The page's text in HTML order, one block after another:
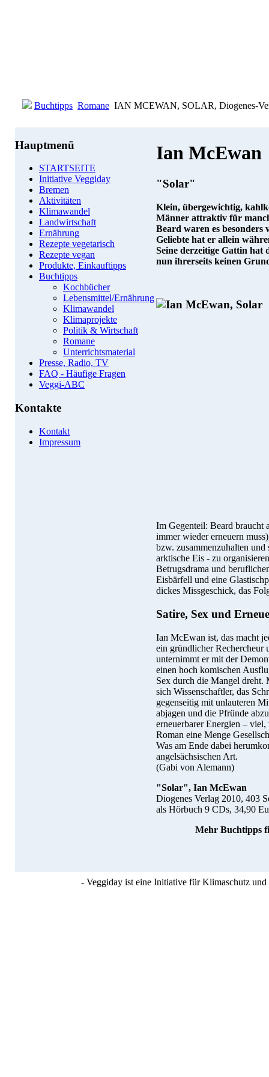
Buchtipps Romane IAN MCEWAN, SOLAR, Diogenes-
Hauptmenü
STARTSEITE
Initiative Veggiday
Bremen
Aktivitäten
Klimawandel
Landwirtschaft
Ernährung
Rezepte vegetarisch
Rezepte vegan
Produkte, Einkauftipps
Buchtipps
Kochbücher
Lebensmittel/Ernährung
Klimawandel
Klimaprojekte
Politik & Wirtschaft
Romane
Unterrichtsmaterial
Presse, Radio, TV
FAQ - Häufige Fragen
Veggi-ABC
Kontakte
Kontakt
Impressum
Ian McEwan
"Solar"
Klein, übergewichtig,
Männer attraktiv für
Beard waren es
Geliebte hat er allein
Seine derzeitige Gattin hat
nun ihrerseits keinen
Im Gegenteil: Beard braucht
immer wieder erneuern
bzw. zusammenzuhalten
arktische Eis - zu
Betrugsdrama und
Eisbärfell und eine
dickes Missgeschick, das
Satire, Sex und
Ian McEwan ist, das macht
ein gründlicher Rechercheur
unternimmt er mit der
einen hoch komischen
Sex durch die Mangel dreht.
sich Wissenschaftler, das
gegenseitig mit unlauteren
abjagen und die Pfründe
erneuerbarer Energien –
Roman eine Menge
Was am Ende dabei
angelsächsischen Art.
(Gabi von Alemann)
"Solar", Ian McEwan
Diogenes Verlag 2010, 403
als Hörbuch 9 CDs, 34,90
Mehr Buchtipps
- Veggiday ist eine Initiative für Klimaschutz